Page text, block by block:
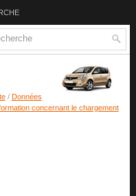
/ Données
concernant le chargement